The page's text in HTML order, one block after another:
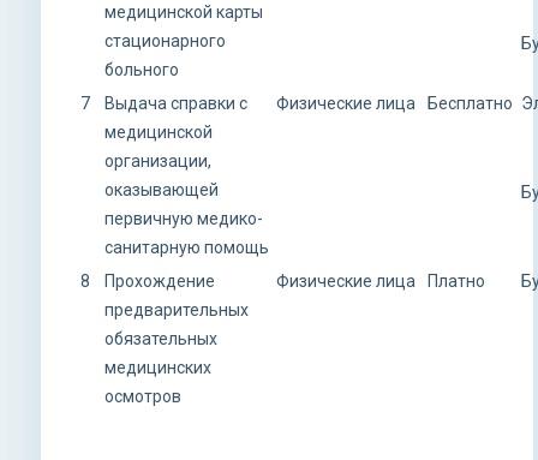
медицинской карты
стационарного
больного
7
Выдача справки с
медицинской
организации,
оказывающей
первичную медико-
санитарную помощь
Физические лица Бесплатно
8
Прохождение
предварительных
обязательных
медицинских
осмотров
Физические лица Платно